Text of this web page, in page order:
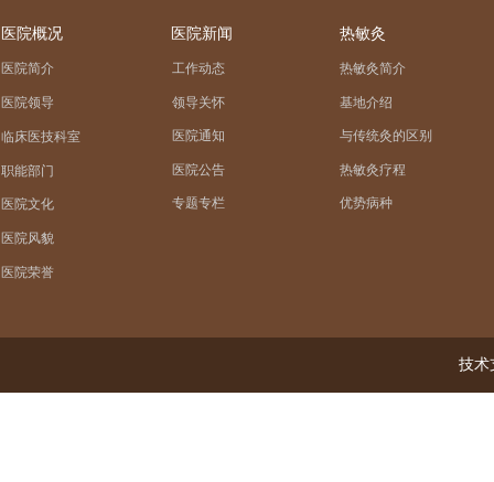
医院概况 医院新闻 热敏灸
工作动态
领导关怀
医院通知
医院公告
专题专栏
热敏灸简介
基地介绍
与传统灸的区别
热敏灸疗程
优势病种
医院简介
医院领导
临床医技科室
职能部门
医院文化
医院风貌
医院荣誉
技术